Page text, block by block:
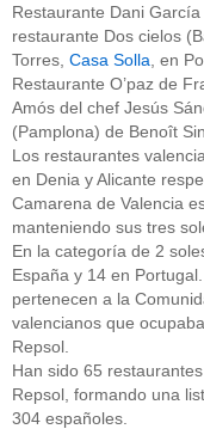
Restaurante Dani
restaurante Dos cielos
Torres, Casa Solla , en
Restaurante O’paz de
Amós del chef Jesús
(Pamplona) de Benoît
Los restaurantes
en Denia y Alicante
Camarena de Valencia
manteniendo sus tres
En la categoría de 2
España y 14 en
pertenecen a la
valencianos que
Repsol.
Han sido 65
Repsol, formando una
304 españoles.